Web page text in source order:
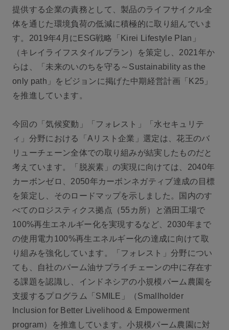
提供する企業の責務として、製品のライフサイクル全
体を通じた環境負荷の低減に積極的に取り組んでいま
す。2019年4月にESG戦略「Kirei Lifestyle Plan」
（キレイライフスタイルプラン）を策定し、2021年か
らは、「未来のいのちを守る～Sustainability as the
only path」をビジョンに掲げた中期経営計画「K25」
を推進しています。
今回の「気候変動」「フォレスト」「水セキュリテ
ィ」分野における「Aリスト企業」選定は、花王のバ
リューチェーン全体での取り組みが結実したものだと
考えています。「脱炭素」の実現に向けては、2040年
カーボンゼロ、2050年カーボンネガティブ達成の目標
を策定し、そのロードマップを示しました。国内のす
べてのロジスティクス拠点（55カ所）と酒田工場で
100%再生エネルギー化を実現するなど、2030年まで
の使用電力100%再生エネルギー化の達成に向けて取
り組みを強化しています。「フォレスト」分野につい
ても、自社のパーム油サプライチェーンの中に存在す
る課題を認識し、インドネシアの小規模パーム農園を
支援するプログラム「SMILE」（Smallholder
Inclusion for Better Livelihood & Empowerment
program）を推進しています。小規模パーム農園に対